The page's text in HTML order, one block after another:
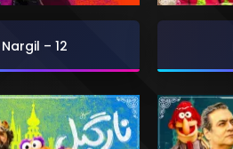
Nargil – 12